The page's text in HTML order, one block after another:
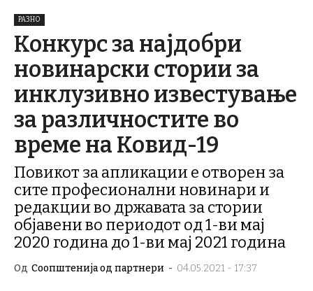
РАЗНО
Конкурс за најдобри
новинарски стории за
инклузивно известување
за различностите во
време на Ковид-19
Повикот за апликации е отворен за
сите професионални новинари и
редакции во државата за стории
објавени во периодот од 1-ви мај
2020 година до 1-ви мај 2021 година
Од Соопштенија од партнери - 04.05.2021 - 17:37